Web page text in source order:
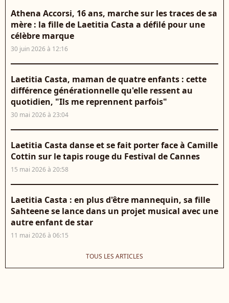
Athena Accorsi, 16 ans, marche sur les traces de sa
mère : la fille de Laetitia Casta a défilé pour une
célèbre marque
30 juin 2026 à 12:16
Laetitia Casta, maman de quatre enfants : cette
différence générationnelle qu'elle ressent au
quotidien, "Ils me reprennent parfois"
30 mai 2026 à 23:04
Laetitia Casta danse et se fait porter face à Camille
Cottin sur le tapis rouge du Festival de Cannes
15 mai 2026 à 20:58
Laetitia Casta : en plus d'être mannequin, sa fille
Sahteene se lance dans un projet musical avec une
autre enfant de star
11 mai 2026 à 06:15
TOUS LES ARTICLES